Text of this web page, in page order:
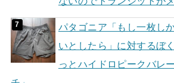
パタゴニア「もし一枚し
いとしたら」に対するぼ
っとハイドロピークバレ